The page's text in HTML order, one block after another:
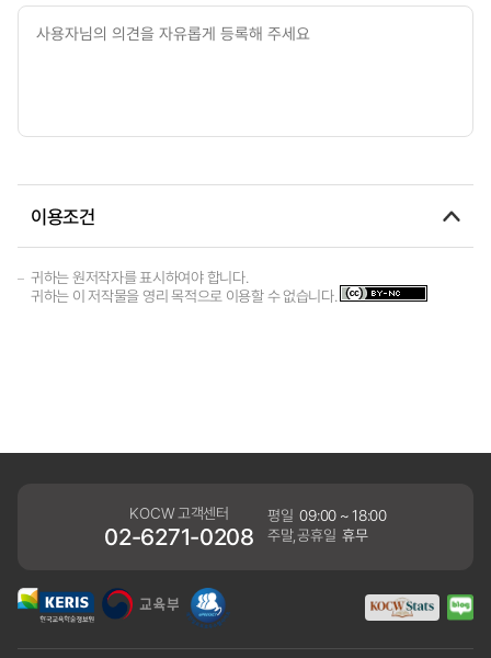
이용조건
귀하는 원저작자를 표시하여야 합니다.
귀하는 이 저작물을 영리 목적으로 이용할 수 없습니다.
KOCW 고객센터
02-6271-0208
평일 09:00 ~ 18:00
주말,공휴일 휴무